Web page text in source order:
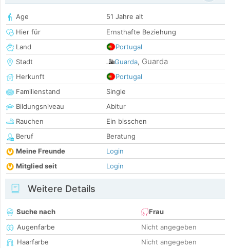
Age
51 Jahre alt
Hier für
Ernsthafte Beziehung
Land
Portugal
Stadt
Guarda, Guarda
Herkunft
Portugal
Familienstand
Single
Bildungsniveau
Abitur
Rauchen
Ein bisschen
Beruf
Beratung
Meine Freunde
Login
Mitglied seit
Login
Weitere Details
Suche nach
Frau
Augenfarbe
Nicht angegeben
Haarfarbe
Nicht angegeben